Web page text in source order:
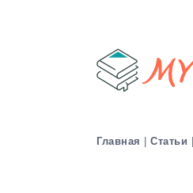
Главная | Статьи |